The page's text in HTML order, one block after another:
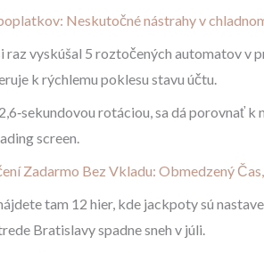
Neskutočné nástrahy v
raz vyskúšal 5 roztočených automatov v
k rýchlemu poklesu stavu účtu.
rotáciou, sa dá porovnať
screen.
Zadarmo Bez Vkladu: Obmedzený
tam 12 hier, kde jackpoty sú
Bratislavy spadne sneh v júli.